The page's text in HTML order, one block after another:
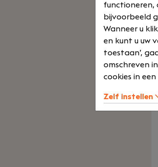
functioneren,
bijvoorbeeld
Wanneer u
en kunt u uw
toestaan’,
omschreven
cookies in
Zelf instellen